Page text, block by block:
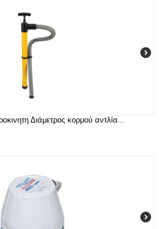
Διάμετρος κορμού αντλία...